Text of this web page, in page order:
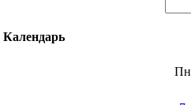
Календарь
Пн